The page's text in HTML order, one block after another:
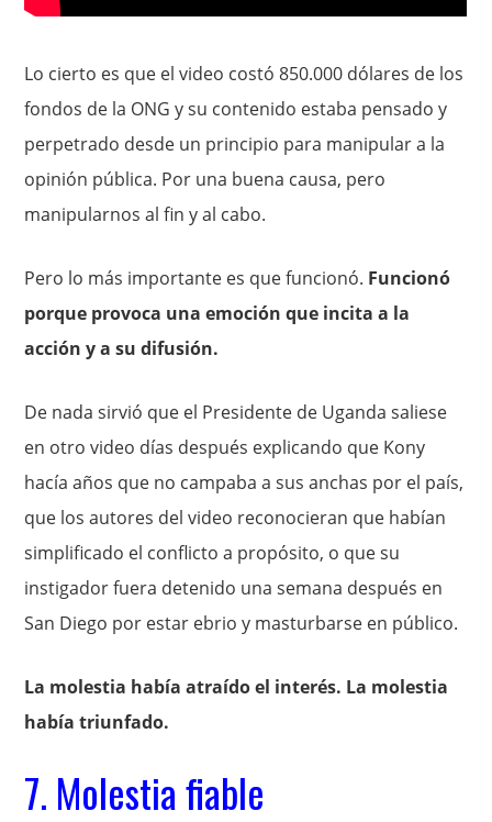
Lo cierto es que el video costó 850.000 dólares de los
fondos de la ONG y su contenido estaba pensado y
perpetrado desde un principio para manipular a la
opinión pública. Por una buena causa, pero
manipularnos al fin y al cabo.
Pero lo más importante es que funcionó. Funcionó
porque provoca una emoción que incita a la
acción y a su difusión.
De nada sirvió que el Presidente de Uganda saliese
en otro video días después explicando que Kony
hacía años que no campaba a sus anchas por el país,
que los autores del video reconocieran que habían
simplificado el conflicto a propósito, o que su
instigador fuera detenido una semana después en
San Diego por estar ebrio y masturbarse en público.
La molestia había atraído el interés. La molestia
había triunfado.
7. Molestia fiable